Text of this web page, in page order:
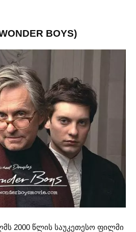
BOYS)
2000 წლის საუკეთესო ფილმი